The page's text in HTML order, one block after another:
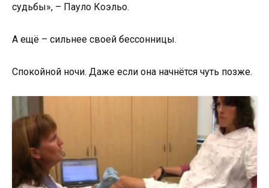
судьбы», – Пауло Коэльо.
А ещё – сильнее своей бессонницы.
Спокойной ночи. Даже если она начнётся чуть позже.